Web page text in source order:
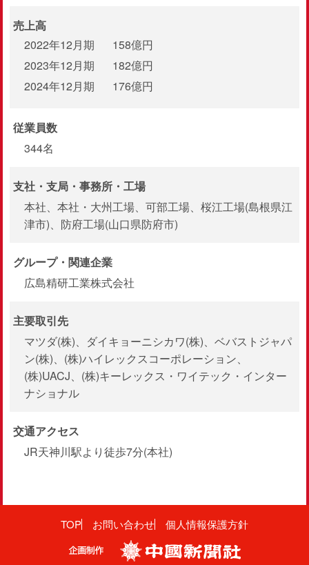
売上高
2022年12月期
158億円
2023年12月期
182億円
2024年12月期
176億円
従業員数
344名
支社・支局・ 事務所・工場
本社、本社・大州工場、可部工場、桜江工場(島根県江
津市)、防府工場(山口県防府市)
グループ・関連企業
広島精研工業株式会社
主要取引先
マツダ(株)、ダイキョーニシカワ(株)、ベバストジャパ
ン(株)、(株)ハイレックスコーポレーション、
(株)UACJ、(株)キーレックス・ワイテック・インター
ナショナル
交通アクセス
JR天神川駅より徒歩7分(本社)
TOP お問い合わせ 個人情報保護方針